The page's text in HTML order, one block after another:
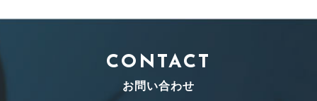
CONTACT
お問い合わせ